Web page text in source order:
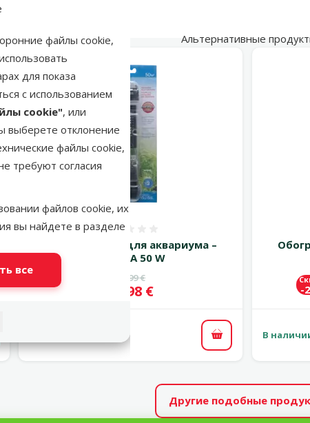
файлы cookie,
для показа
с использованием
cookie", или
выберете отклонение
файлы cookie,
требуют согласия
файлов cookie, их
вы найдете в разделе
все
Альтернативные
Обогреватель для аквариума –
MARINA 50 W
Исходная цена
26,99 €
Цена
19,98 €
В корзину
-
В
Другие подобные